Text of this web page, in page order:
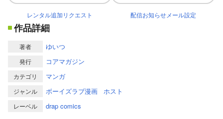
レンタル追加リクエスト 配信お知らせメール設定
作品詳細
著者 ゆいつ
発行 コアマガジン
カテゴリ マンガ
ジャンル ボーイズラブ漫画 ホスト
レーベル
drap comics